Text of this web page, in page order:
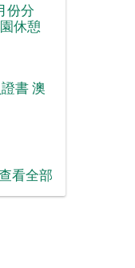
份分
休憩
書 澳
看全部